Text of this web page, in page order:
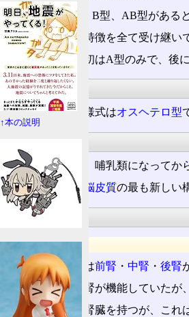
両生類にはA型、B型、AB型がある
ただし両生類の特徴を全て受け継い
人間の場合、当初はA型のみで、後
性染色体
哺乳類の性決定様式はオスヘテロ型
大脳皮質のうち、哺乳類になってか
大脳新皮質は
大脳皮質の最も新しい
腎臓
構造
脊椎動物の腎臓 は前腎 ・中腎 ・後腎
両生類の頃は中腎が機能していた
哺乳類は二つの腎臓を持つが、こ
↑本の説明